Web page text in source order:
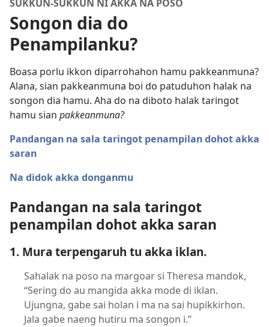
SUKKUN-SUKKUN NI AKKA NA POSO
Songon dia do
Penampilanku?
Boasa porlu ikkon diparrohahon hamu pakkeanmuna?
Alana, sian pakkeanmuna boi do patuduhon halak na
songon dia hamu. Aha do na diboto halak taringot
hamu sian pakkeanmuna?
Pandangan na sala taringot penampilan dohot akka
saran
Na didok akka donganmu
Pandangan na sala taringot
penampilan dohot akka saran
1. Mura terpengaruh tu akka iklan.
Sahalak na poso na margoar si Theresa mandok,
“Sering do au mangida akka mode di iklan.
Ujungna, gabe sai holan i ma na sai hupikkirhon.
Jala gabe naeng hutiru ma songon i.”